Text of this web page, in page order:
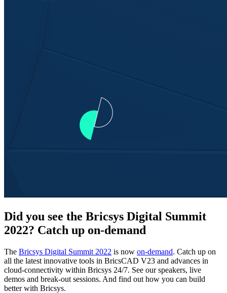
Did you see the Bricsys Digital Summit
2022? Catch up on-demand
The Bricsys Digital Summit 2022 is now on-demand. Catch up on
all the latest innovative tools in BricsCAD V23 and advances in
cloud-connectivity within Bricsys 24/7. See our speakers, live
demos and break-out sessions. And find out how you can build
better with Bricsys.